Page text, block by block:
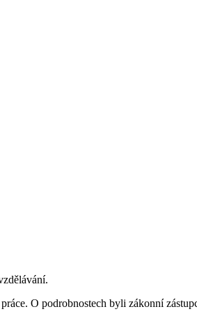
O podrobnostech byli zákonní